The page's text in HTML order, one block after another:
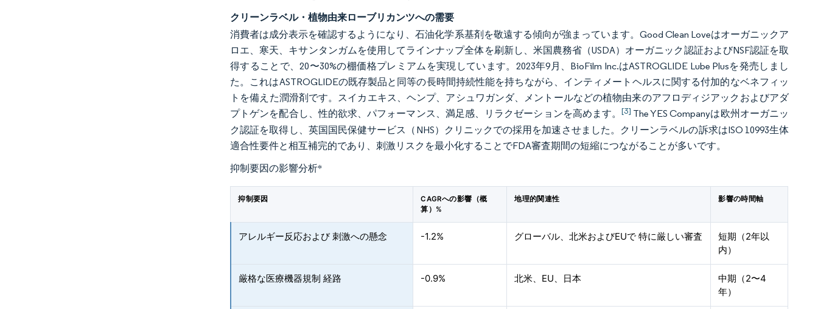
クリーンラベル・植物由来ローブリカンツへの需要
消費者は成分表示を確認するようになり、石油化学系基剤を敬遠する傾向が強まっています。Good Clean Loveはオーガニックア
ロエ、寒天、キサンタンガムを使用してラインナップ全体を刷新し、米国農務省（USDA）オーガニック認証およびNSF認証を取
得することで、20〜30%の棚価格プレミアムを実現しています。2023年9月、BioFilm Inc.はASTROGLIDE Lube Plusを発売しまし
た。これはASTROGLIDEの既存製品と同等の長時間持続性能を持ちながら、インティメートヘルスに関する付加的なベネフィッ
トを備えた潤滑剤です。スイカエキス、ヘンプ、アシュワガンダ、メントールなどの植物由来のアフロディジアックおよびアダ
プトゲンを配合し、性的欲求、パフォーマンス、満足感、リラクゼーションを高めます。[3] The YES Companyは欧州オーガニッ
ク認証を取得し、英国国民保健サービス（NHS）クリニックでの採用を加速させました。クリーンラベルの訴求はISO 10993生体
適合性要件と相互補完的であり、刺激リスクを最小化することでFDA審査期間の短縮につながることが多いです。
抑制要因の影響分析*
抑制要因
CAGRへの影響（概
算）%
地理的関連性 影響の時間軸
アレルギー反応および 刺激への懸念 -1.2% グローバル、北米およびEUで 特に厳しい審査
短期（2年以
内）
厳格な医療機器規制 経路 -0.9% 北米、EU、日本
中期（2〜4
年）